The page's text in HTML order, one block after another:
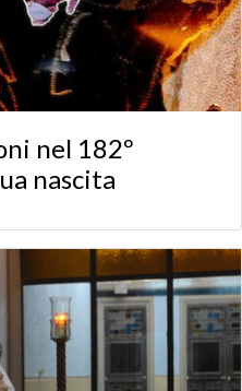
nel 182º
nascita